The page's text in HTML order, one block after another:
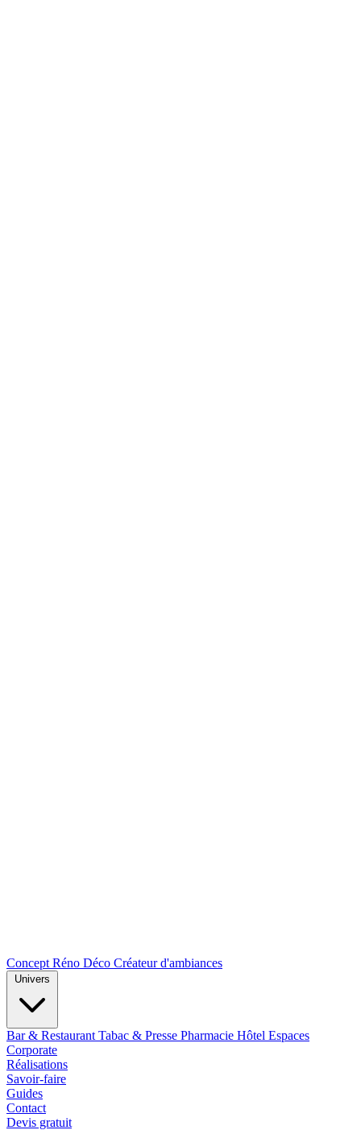
Concept Réno Déco Créateur d'ambiances
Bar & Restaurant Tabac & Presse Pharmacie Hôtel Espaces
Corporate
Réalisations
Savoir-faire
Guides
Contact
Devis gratuit